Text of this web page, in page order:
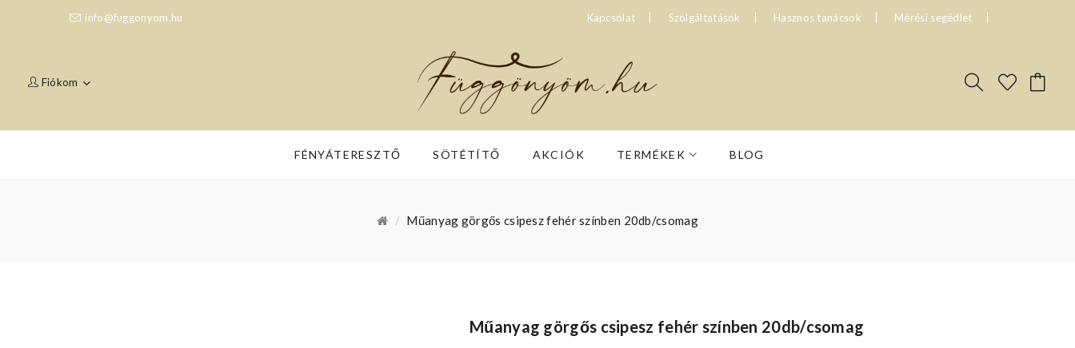
info@fuggonyom.hu Kapcsolat Szolgáltatások Hasznos tanácsok Mérési segédlet
Fiókom
FÉNYÁTERESZTŐ SÖTÉTÍTŐ AKCIÓK TERMÉKEK BLOG
Műanyag görgős csipesz fehér színben 20db/csomag
Műanyag görgős csipesz fehér színben 20db/csomag